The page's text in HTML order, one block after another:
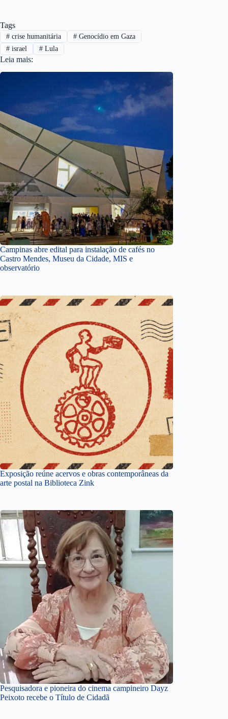
Tags
#crise humanitária #Genocídio em Gaza
#israel #Lula
Leia mais:
Campinas abre edital para instalação de cafés no
Castro Mendes, Museu da Cidade, MIS e
observatório
Exposição reúne acervos e obras contemporâneas da
arte postal na Biblioteca Zink
Pesquisadora e pioneira do cinema campineiro Dayz
Peixoto recebe o Título de Cidadã